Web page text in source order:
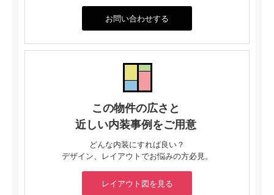
お問い合わせする
この物件の広さと
近しい内装事例をご用意
どんな内装にすれば良い？
デザイン、レイアウトでお悩みの方必見。
レイアウト図を見る